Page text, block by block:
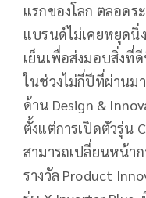
แรกของโลก ตลอดร
แบรนด์ไม่เคยหยุดนิ่
เย็นเพื่อส่งมอบสิ่งที่
ในช่วงไม่กี่ปีที่ผ่านม
ด้าน Design &
ตั้งแต่การเปิดตัวรุ่น
สามารถเปลี่ยนหน้า
รางวัล Product